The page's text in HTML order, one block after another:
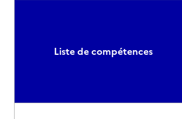
Liste de compétences